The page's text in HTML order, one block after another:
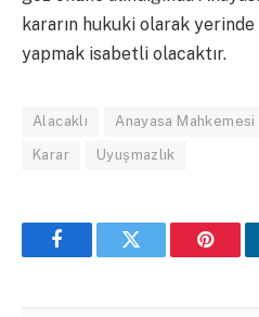
kararın hukuki olarak
yapmak isabetli olacaktır.
Alacaklı Anayasa Mahkemesi
Karar Uyuşmazlık
FacebookTwitter